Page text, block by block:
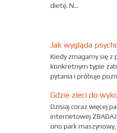
dietę. N...
Jak wygląda
Kiedy zmagamy się
konkretnym typie
pytania i próbuje
Gdzie zleci do
Dzisiaj coraz więcej
internetowej
ono park